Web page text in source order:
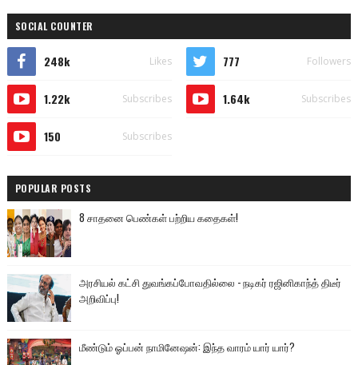
SOCIAL COUNTER
248k Likes 777 Followers
1.22k Subscribes 1.64k Subscribes
150 Subscribes
POPULAR POSTS
8 சாதனை பெண்கள் பற்றிய கதைகள்!
அரசியல் கட்சி துவங்கப்போவதில்லை - நடிகர் ரஜினிகாந்த் திடீர்
அறிவிப்பு!
மீண்டும் ஓப்பன் நாமினேஷன்: இந்த வாரம் யார் யார்?